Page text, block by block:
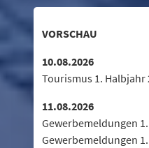
VORSCHAU
10.08.2026
Tourismus 1. Halbjahr
11.08.2026
Gewerbemeldungen
Gewerbemeldungen